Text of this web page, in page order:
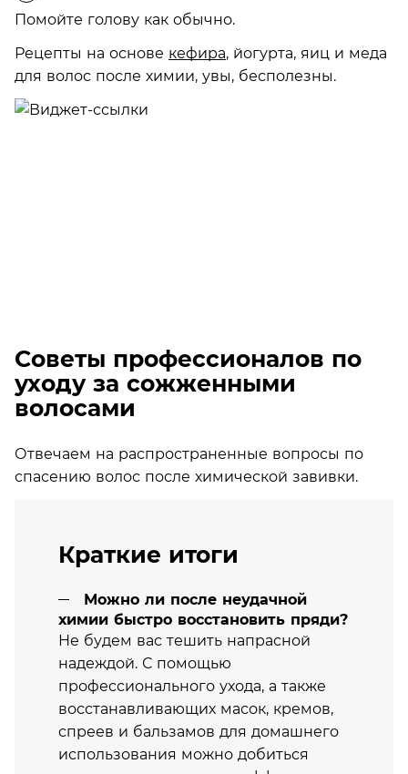
Помойте голову как обычно.
Рецепты на основе кефира, йогурта, яиц и меда
для волос после химии, увы, бесполезны.
Советы профессионалов по
уходу за сожженными
волосами
Отвечаем на распространенные вопросы по
спасению волос после химической завивки.
Краткие итоги
Можно ли после неудачной
химии быстро восстановить пряди?
Не будем вас тешить напрасной
надеждой. С помощью
профессионального ухода, а также
восстанавливающих масок, кремов,
спреев и бальзамов для домашнего
использования можно добиться